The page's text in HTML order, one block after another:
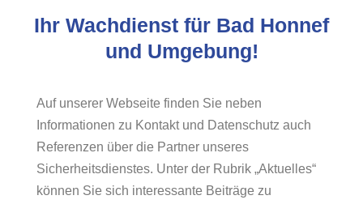
Ihr Wachdienst für Bad Honnef
und Umgebung!
Auf unserer Webseite finden Sie neben
Informationen zu Kontakt und Datenschutz auch
Referenzen über die Partner unseres
Sicherheitsdienstes. Unter der Rubrik „Aktuelles“
können Sie sich interessante Beiträge zu